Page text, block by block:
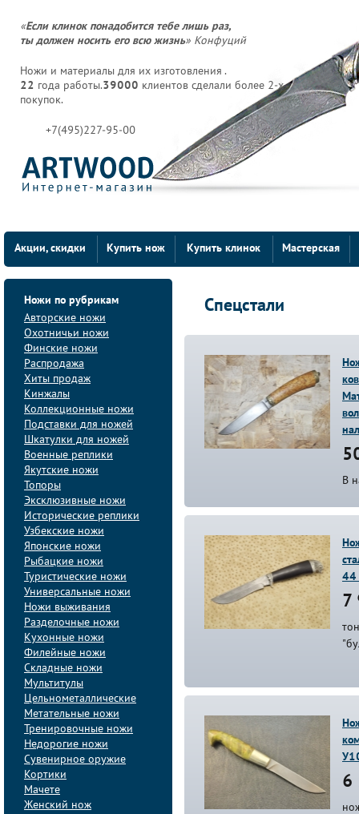
«Если клинок понадобится тебе лишь раз,
ты должен носить его всю жизнь» Конфуций
Ножи и материалы для их изготовления .
22 года работы.39000 клиентов сделали более 2-х
покупок.
+7(495)227-95-00
Акции, скидки Купить нож Купить клинок Мастерская
Ножи по рубрикам
Авторские ножи
Охотничьи ножи
Финские ножи
Распродажа
Хиты продаж
Кинжалы
Коллекционные ножи
Подставки для ножей
Шкатулки для ножей
Военные реплики
Якутские ножи
Топоры
Эксклюзивные ножи
Исторические реплики
Узбекские ножи
Японские ножи
Рыбацкие ножи
Туристические ножи
Универсальные ножи
Ножи выживания
Разделочные ножи
Кухонные ножи
Филейные ножи
Складные ножи
Мультитулы
Цельнометаллические
Метательные ножи
Тренировочные ножи
Недорогие ножи
Сувенирное оружие
Кортики
Мачете
Женский нож
Спецстали
В
44
7
6